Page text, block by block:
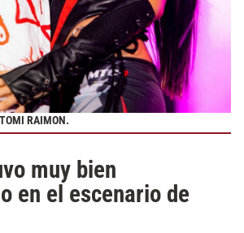
RAIMON.
muy bien
en el escenario de